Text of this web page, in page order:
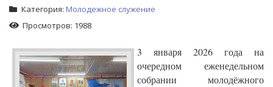
Категория: Молодежное служение
Просмотров: 1988
3 января 2026 года на
очередном еженедельном
собрании молодёжного